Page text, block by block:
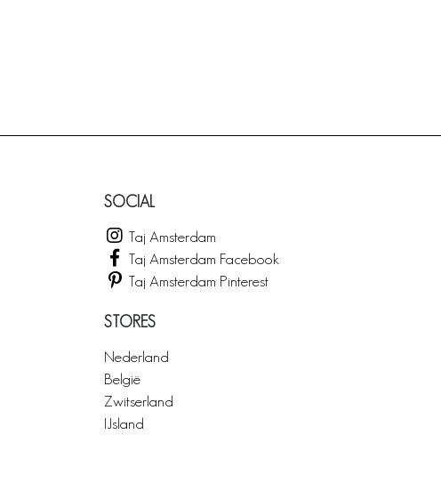
SOCIAL
Taj Amsterdam
Taj Amsterdam Facebook
Taj Amsterdam Pinterest
STORES
Nederland
België
Zwitserland
IJsland